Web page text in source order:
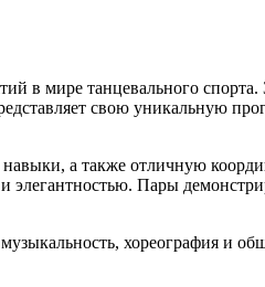
мире танцевального
свою уникальную
а также отличную
Пары
хореография и